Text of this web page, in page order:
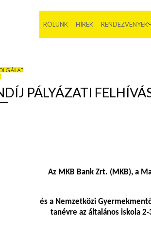
RÓLUNK HÍREK RENDEZVÉNYEK
PÁLYÁZATI
Az MKB Bank Zrt. (MKB), a
és a Nemzetközi
tanévre az általános iskola